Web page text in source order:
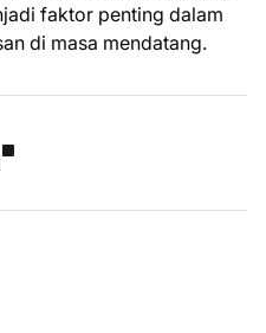
faktor penting dalam
di masa mendatang.